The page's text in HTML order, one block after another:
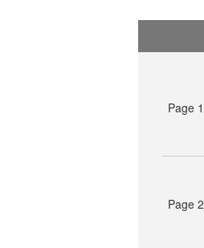
Page 1
Page 2